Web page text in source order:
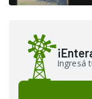
Ingresá